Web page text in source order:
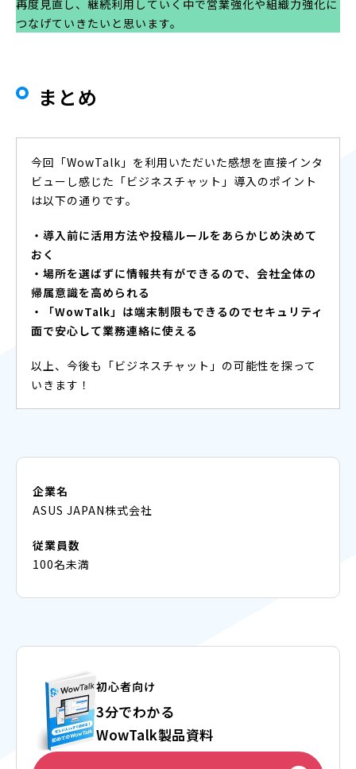
再度見直し、継続利用していく中で営業強化や組織力強化に
つなげていきたいと思います。
まとめ
今回「WowTalk」を利用いただいた感想を直接インタ
ビューし感じた「ビジネスチャット」導入のポイント
は以下の通りです。
・導入前に活用方法や投稿ルールをあらかじめ決めて
おく
・場所を選ばずに情報共有ができるので、会社全体の
帰属意識を高められる
・「WowTalk」は端末制限もできるのでセキュリティ
面で安心して業務連絡に使える
以上、今後も「ビジネスチャット」の可能性を探って
いきます！
企業名
ASUS JAPAN株式会社
従業員数
100名未満
初心者向け
3分でわかる
WowTalk製品資料